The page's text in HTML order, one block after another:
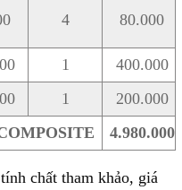
4 80.000
1
400.000
1
200.000
4.980.000
chất tham khảo, giá